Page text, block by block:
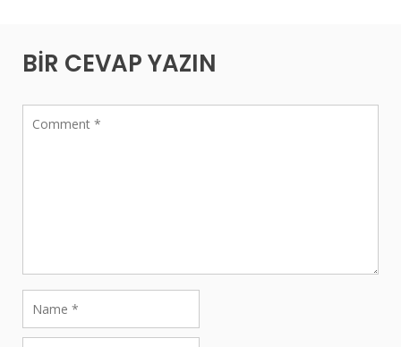
BIR CEVAP YAZIN